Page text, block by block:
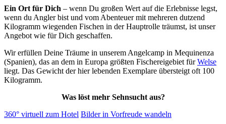
Ein Ort für Dich – wenn Du großen Wert auf die Erlebnisse legst,
wenn du Angler bist und vom Abenteuer mit mehreren dutzend
Kilogramm wiegenden Fischen in der Hauptrolle träumst, ist unser
Angebot wie für Dich geschaffen.
Wir erfüllen Deine Träume in unserem Angelcamp in Mequinenza
(Spanien), das an dem in Europa größten Fischereigebiet fürWelse
liegt. Das Gewicht der hier lebenden Exemplare übersteigt oft 100
Kilogramm.
Was löst mehr Sehnsucht aus?
360° virtuell zum Hotel Bilder in Vorfreude wandeln